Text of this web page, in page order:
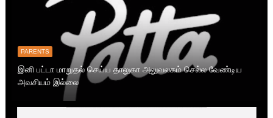
PARENTS
இனி பட்டா மாறுதல் செய்ய தாலுகா அலுவலகம் செல்ல வேண்டிய
அவசியம் இல்லை